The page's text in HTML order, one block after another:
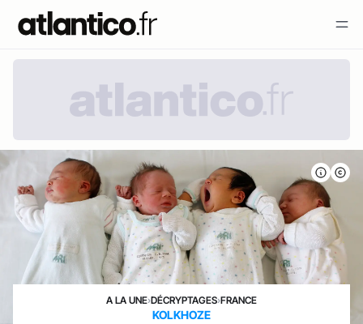
A LA UNE›DÉCRYPTAGES›FRANCE
KOLKHOZE